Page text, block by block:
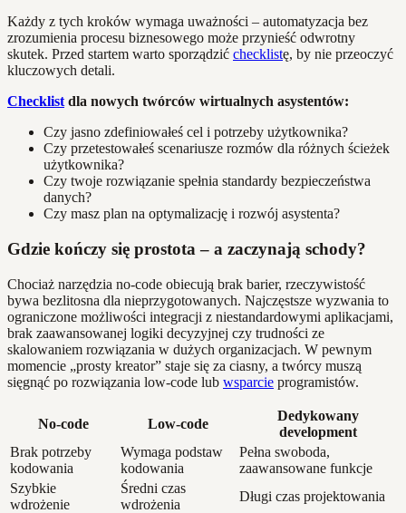
Każdy z tych kroków wymaga uważności – automatyzacja bez
zrozumienia procesu biznesowego może przynieść odwrotny
skutek. Przed startem warto sporządzić checklistę, by nie przeoczyć
kluczowych detali.
Checklist dla nowych twórców wirtualnych asystentów:
Czy jasno zdefiniowałeś cel i potrzeby użytkownika?
Czy przetestowałeś scenariusze rozmów dla różnych ścieżek
użytkownika?
Czy twoje rozwiązanie spełnia standardy bezpieczeństwa
danych?
Czy masz plan na optymalizację i rozwój asystenta?
Gdzie kończy się prostota – a zaczynają schody?
Chociaż narzędzia no-code obiecują brak barier, rzeczywistość
bywa bezlitosna dla nieprzygotowanych. Najczęstsze wyzwania to
ograniczone możliwości integracji z niestandardowymi aplikacjami,
brak zaawansowanej logiki decyzyjnej czy trudności ze
skalowaniem rozwiązania w dużych organizacjach. W pewnym
momencie „prosty kreator” staje się za ciasny, a twórcy muszą
sięgnąć po rozwiązania low-code lub wsparcie programistów.
No-code Low-code
Dedykowany
development
Brak potrzeby
kodowania
Wymaga podstaw
kodowania
Pełna swoboda,
zaawansowane funkcje
Szybkie
wdrożenie
Średni czas
wdrożenia
Długi czas projektowania